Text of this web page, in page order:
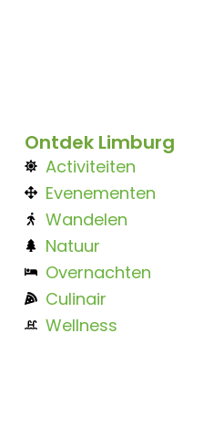
Ontdek Limburg
Activiteiten
Evenementen
Wandelen
Natuur
Overnachten
Culinair
Wellness